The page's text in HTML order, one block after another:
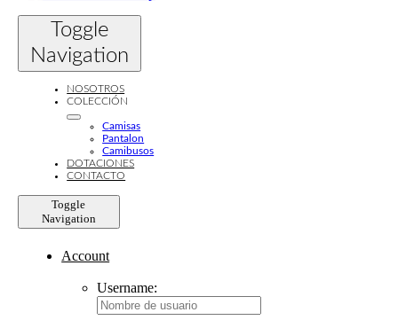
Toggle
Navigation
NOSOTROS
COLECCIÓN
Camisas
Pantalon
Camibusos
DOTACIONES
CONTACTO
Toggle
Navigation
Account
Username: